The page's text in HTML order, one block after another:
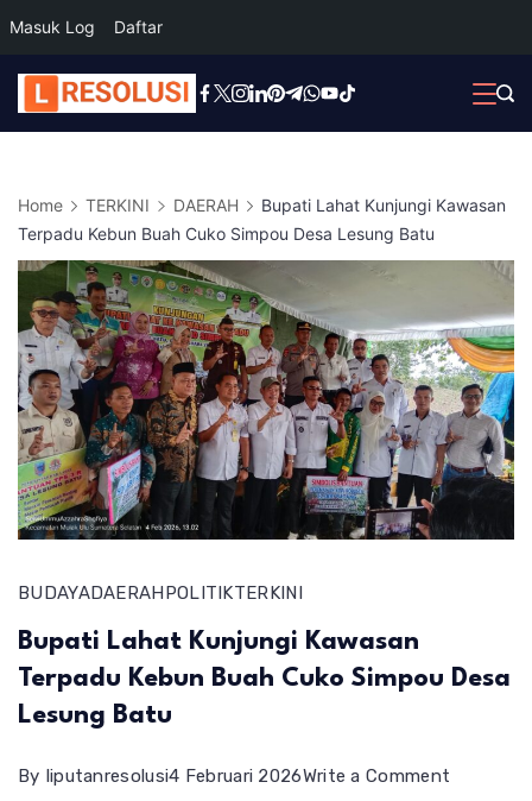
Masuk Log Daftar
Skip
to
Home TERKINI DAERAH
Bupati Lahat Kunjungi Kawasan
Terpadu Kebun Buah Cuko Simpou Desa Lesung Batu
BUDAYADAERAHPOLITIKTERKINI
Bupati Lahat Kunjungi Kawasan
Terpadu Kebun Buah Cuko Simpou Desa
Lesung Batu
By liputanresolusi4 Februari 2026Write a Comment